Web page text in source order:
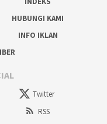
HUBUNGI KAMI
INFO IKLAN
Twitter
RSS